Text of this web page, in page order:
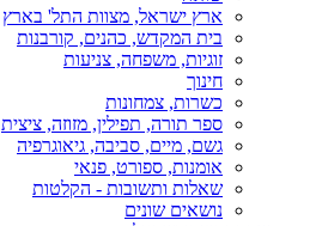
ארץ ישראל, מצוות התל' בארץ
בית המקדש, כהנים, קורבנות
זוגיות, משפחה, צניעות
חינוך
כשרות, צמחונות
ספר תורה, תפילין, מזוזה, ציצית
גשם, מיים, סביבה, גיאוגרפיה
אומנות, ספורט, פנאי
שאלות ותשובות - הקלטות
נושאים שונים